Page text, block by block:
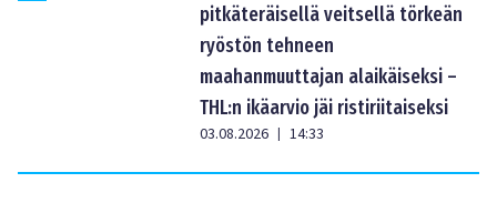
pitkäteräisellä veitsellä törkeän
ryöstön tehneen
maahanmuuttajan alaikäiseksi –
THL:n ikäarvio jäi ristiriitaiseksi
03.08.2026 | 14:33